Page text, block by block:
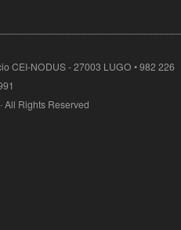
CEI-NODUS - 27003 LUGO • 982 226
All Rights Reserved